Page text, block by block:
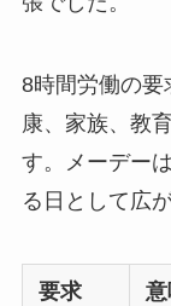
8時間労働の要
康、家族、教
す。メーデー
る日として広
要求